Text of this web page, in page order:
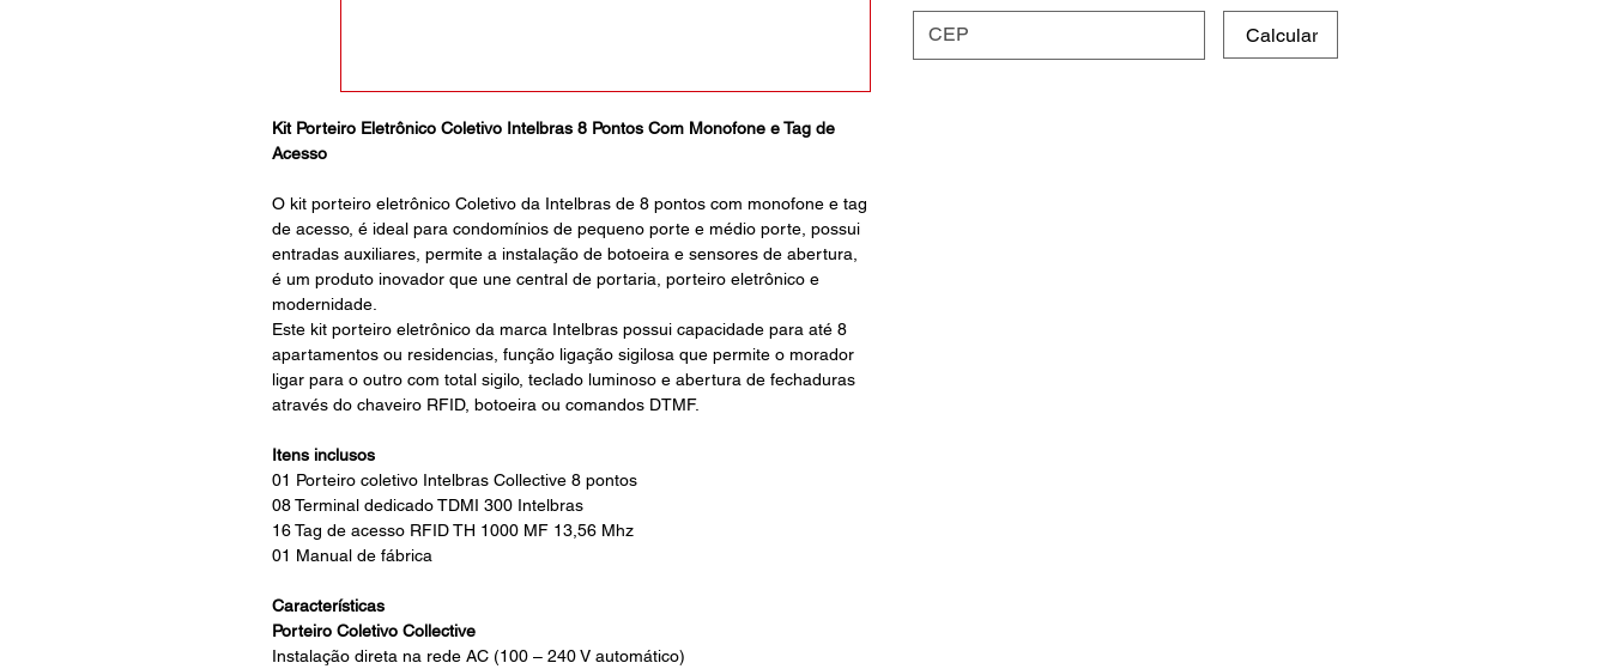
Kit Porteiro Eletrônico Coletivo Intelbras 8 Pontos Com Monofone e Tag de
Acesso
O kit porteiro eletrônico Coletivo da Intelbras de 8 pontos com monofone e tag
de acesso, é ideal para condomínios de pequeno porte e médio porte, possui
entradas auxiliares, permite a instalação de botoeira e sensores de abertura,
é um produto inovador que une central de portaria, porteiro eletrônico e
modernidade.
Este kit porteiro eletrônico da marca Intelbras possui capacidade para até 8
apartamentos ou residencias, função ligação sigilosa que permite o morador
ligar para o outro com total sigilo, teclado luminoso e abertura de fechaduras
através do chaveiro RFID, botoeira ou comandos DTMF.
Itens inclusos
01 Porteiro coletivo Intelbras Collective 8 pontos
08 Terminal dedicado TDMI 300 Intelbras
16 Tag de acesso RFID TH 1000 MF 13,56 Mhz
01 Manual de fábrica
Características
Porteiro Coletivo Collective
Instalação direta na rede AC (100 – 240 V automático)
Calcular